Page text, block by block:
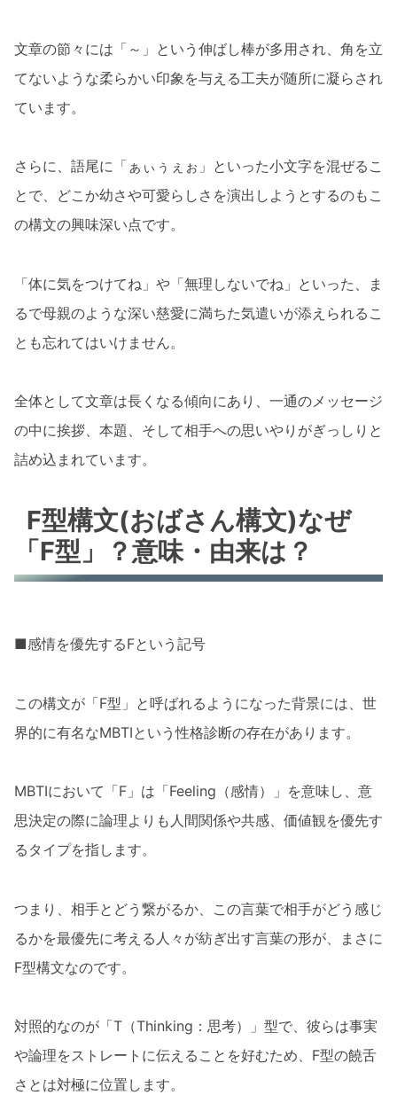
文章の節々には「～」という伸ばし棒が多用され、角を立
てないような柔らかい印象を与える工夫が随所に凝らされ
ています。
さらに、語尾に「ぁぃぅぇぉ」といった小文字を混ぜるこ
とで、どこか幼さや可愛らしさを演出しようとするのもこ
の構文の興味深い点です。
「体に気をつけてね」や「無理しないでね」といった、ま
るで母親のような深い慈愛に満ちた気遣いが添えられるこ
とも忘れてはいけません。
全体として文章は長くなる傾向にあり、一通のメッセージ
の中に挨拶、本題、そして相手への思いやりがぎっしりと
詰め込まれています。
F型構文(おばさん構文)なぜ
「F型」？意味・由来は？
■感情を優先するFという記号
この構文が「F型」と呼ばれるようになった背景には、世
界的に有名なMBTIという性格診断の存在があります。
MBTIにおいて「F」は「Feeling（感情）」を意味し、意
思決定の際に論理よりも人間関係や共感、価値観を優先す
るタイプを指します。
つまり、相手とどう繋がるか、この言葉で相手がどう感じ
るかを最優先に考える人々が紡ぎ出す言葉の形が、まさに
F型構文なのです。
対照的なのが「T（Thinking：思考）」型で、彼らは事実
や論理をストレートに伝えることを好むため、F型の饒舌
さとは対極に位置します。